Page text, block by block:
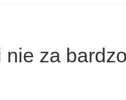
nie za